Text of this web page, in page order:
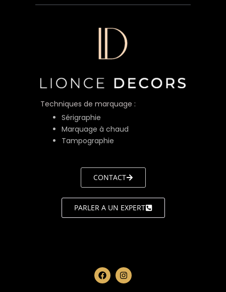
Techniques de marquage :
Sérigraphie
Marquage à chaud
Tampographie
CONTACT
PARLER A UN EXPERT
F
a
I
n